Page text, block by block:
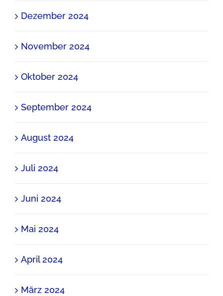
Dezember 2024
November 2024
Oktober 2024
September 2024
August 2024
Juli 2024
Juni 2024
Mai 2024
April 2024
März 2024